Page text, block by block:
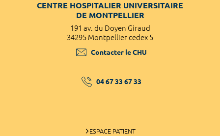
CENTRE HOSPITALIER UNIVERSITAIRE
DE MONTPELLIER
191 av. du Doyen Giraud
34295 Montpellier cedex 5
Contacter le CHU
04 67 33 67 33
ESPACE PATIENT